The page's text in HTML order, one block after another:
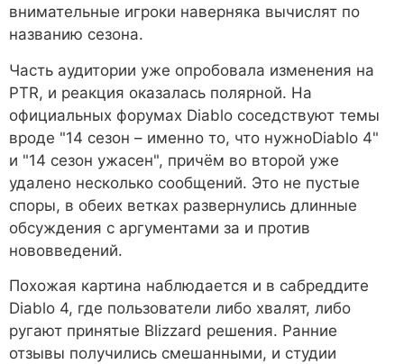
внимательные игроки наверняка вычислят по
названию сезона.
Часть аудитории уже опробовала изменения на
PTR, и реакция оказалась полярной. На
официальных форумах Diablo соседствуют темы
вроде "14 сезон – именно то, что нужноDiablo 4"
и "14 сезон ужасен", причём во второй уже
удалено несколько сообщений. Это не пустые
споры, в обеих ветках развернулись длинные
обсуждения с аргументами за и против
нововведений.
Похожая картина наблюдается и в сабреддите
Diablo 4, где пользователи либо хвалят, либо
ругают принятые Blizzard решения. Ранние
отзывы получились смешанными, и студии